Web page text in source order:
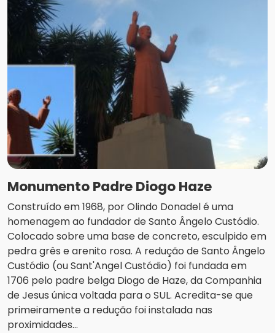
Monumento Padre Diogo Haze
Construído em 1968, por Olindo Donadel é uma
homenagem ao fundador de Santo Ângelo Custódio.
Colocado sobre uma base de concreto, esculpido em
pedra grês e arenito rosa. A redução de Santo Ângelo
Custódio (ou Sant'Angel Custódio) foi fundada em
1706 pelo padre belga Diogo de Haze, da Companhia
de Jesus única voltada para o SUL. Acredita-se que
primeiramente a redução foi instalada nas
proximidades...